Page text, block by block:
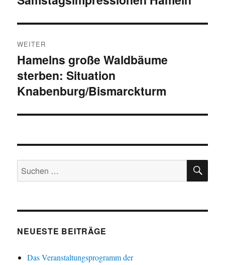
WEITER
Nächster
Beitrag:
Hamelns große Waldbäume
sterben: Situation
Knabenburg/Bismarckturm
Suchen
nach:
NEUESTE BEITRÄGE
Das Veranstaltungsprogramm der